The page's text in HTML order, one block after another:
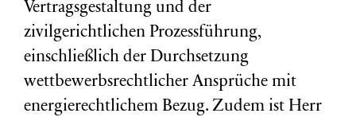
Vertragsgestaltung und der
zivilgerichtlichen Prozessführung,
einschließlich der Durchsetzung
wettbewerbsrechtlicher Ansprüche mit
energierechtlichem Bezug. Zudem ist Herr